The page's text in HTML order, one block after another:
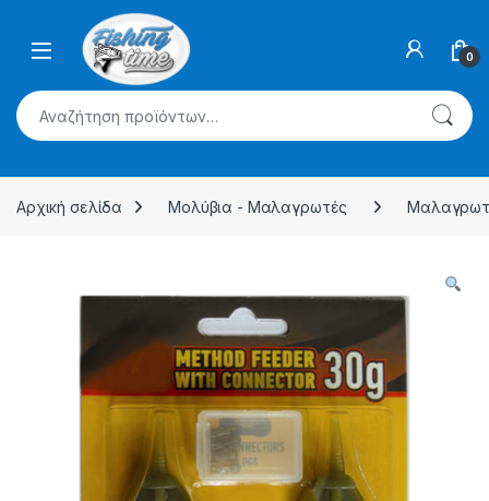
Skip to navigation
0
Αναζήτηση για:
Αρχική σελίδα Μολύβια - Μαλαγρωτές